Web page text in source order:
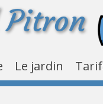
Pitron
Le jardin